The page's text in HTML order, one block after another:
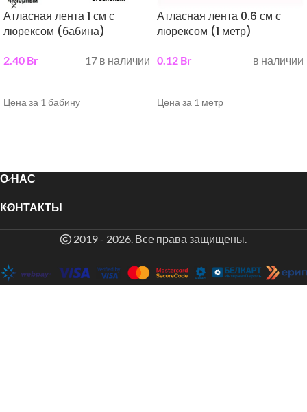
Атласная лента 1 см с
люрексом (бабина)
2.40 Br 17 в наличии
Цена за 1 бабину
Атласная лента 0.6 см с
люрексом (1 метр)
0.12 Br в наличии
Цена за 1 метр
О НАС
КОНТАКТЫ
2019 - 2026. Все права защищены.